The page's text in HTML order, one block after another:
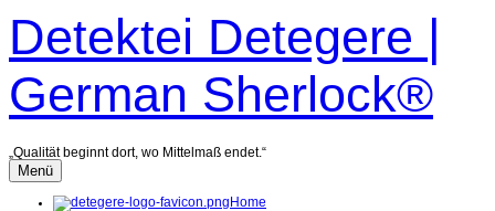
Inhalt
überspringen
Detektei Detegere |
German Sherlock®
„Qualität beginnt dort, wo Mittelmaß endet.“
Menü
Home